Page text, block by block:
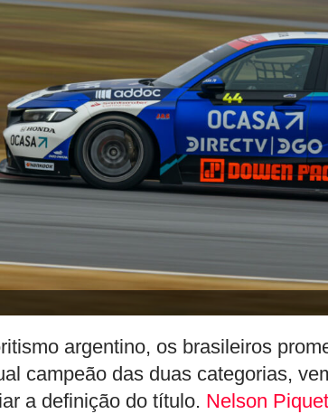
argentino, os brasileiros
campeão das duas categorias,
a definição do título. Nelson Piquet